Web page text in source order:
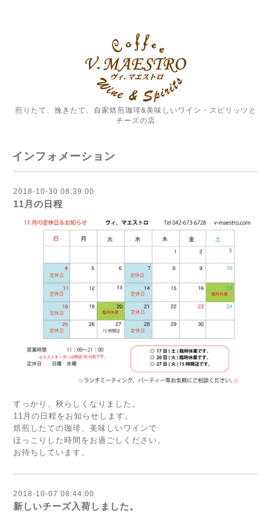
煎りたて、挽きたて、自家焙煎珈琲&美味しいワイン・スピリッツと
チーズの店
インフォメーション
2018-10-30 08:39:00
11月の日程
すっかり、秋らしくなりました。
11月の日程をお知らせします。
焙煎したての珈琲、美味しいワインで
ほっこりした時間をお過ごしください。
お待ちしています。
2018-10-07 08:44:00
新しいチーズ入荷しました。